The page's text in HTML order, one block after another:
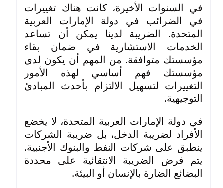
في السنوات الأخيرة، كانت هناك تغييرات
في الضرائب في دولة الإمارات العربية
المتحدة. الضريبة لدينا يمكن أن تساعد
الخدمات الاستشارية في ضمان بقاء
مؤسستك متوافقة. من المهم أن يكون لدى
مؤسستك فهم أساسي لهذه الأمور
التغييرات لتسهيل الالتزام بأحدث المبادئ
التوجيهية.
في دولة الإمارات العربية المتحدة، لا يخضع
الأفراد لضريبة الدخل، بل ضريبة الشركات
ينطبق على شركات النفط والبنوك الأجنبية.
يتم فرض الضريبة الانتقائية على محددة
البضائع الضارة بالإنسان أو البيئة.